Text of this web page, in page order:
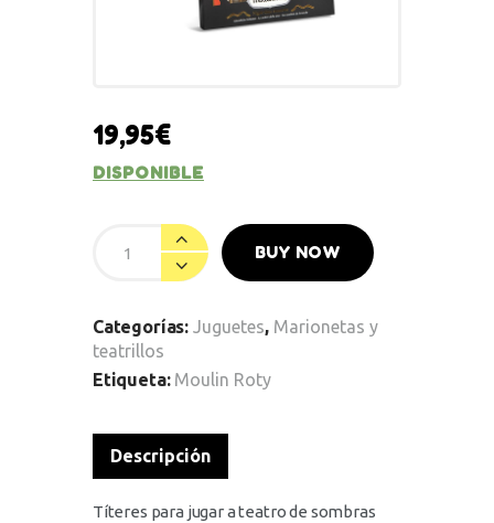
19,95€
DISPONIBLE
BUY NOW
Categorías: Juguetes, Marionetas y
teatrillos
Etiqueta: Moulin Roty
Descripción
Títeres para jugar a teatro de sombras